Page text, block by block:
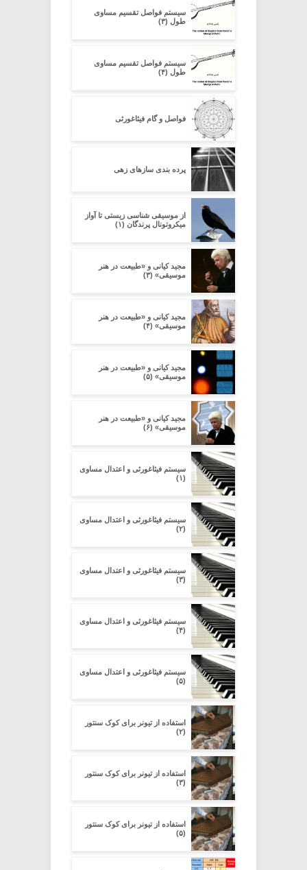
سیستم فواصل تقسیم مساوی
طول (۳)
سیستم فواصل تقسیم مساوی
طول (۴)
فواصل و گام فیثاغورثی
پرده بندی سازهای زهی
از موسیقی شناسی زیستی تا آواز
میکروتونال پرندگان (۱)
مجید کیانی و «طبیعت در هنر
موسیقی» (۳)
مجید کیانی و «طبیعت در هنر
موسیقی» (۴)
مجید کیانی و «طبیعت در هنر
موسیقی» (۵)
مجید کیانی و «طبیعت در هنر
موسیقی» (۶)
سیستم فیثاغورثی و اعتدال مساوی
(۱)
سیستم فیثاغورثی و اعتدال مساوی
(۲)
سیستم فیثاغورثی و اعتدال مساوی
(۳)
سیستم فیثاغورثی و اعتدال مساوی
(۴)
سیستم فیثاغورثی و اعتدال مساوی
(۵)
استفاده از تیونر برای کوک سنتور
(۲)
استفاده از تیونر برای کوک سنتور
(۳)
استفاده از تیونر برای کوک سنتور
(۵)